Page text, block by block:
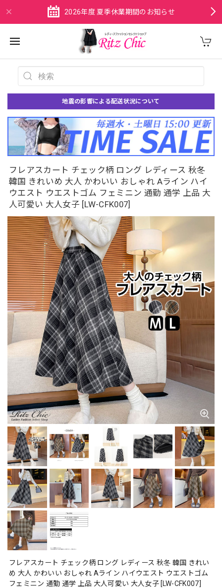
2026年度 夏季休業期間のお知らせ
地震の影響による配送状況について
フレアスカート チェック柄 ロング レディース 秋冬
韓国 きれいめ 大人 かわいい おしゃれ Aライン ハイ
ウエスト ウエストゴム フェミニン 通勤 通学 上品 大
人可愛い 大人女子 [LW-CFK007]
フレアスカート チェック柄 ロング レディース 秋冬 韓国 きれい
め 大人 かわいい おしゃれ Aライン ハイウエスト ウエストゴム
フェミニン 通勤 通学 上品 大人可愛い 大人女子 [LW-CFK007]